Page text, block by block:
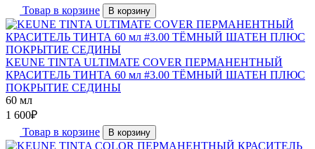
Товар в корзине
В корзину
KEUNE TINTA ULTIMATE COVER ПЕРМАНЕНТНЫЙ
КРАСИТЕЛЬ ТИНТА 60 мл #3.00 ТЁМНЫЙ ШАТЕН ПЛЮС
ПОКРЫТИЕ СЕДИНЫ
60 мл
1 600₽
Товар в корзине
В корзину